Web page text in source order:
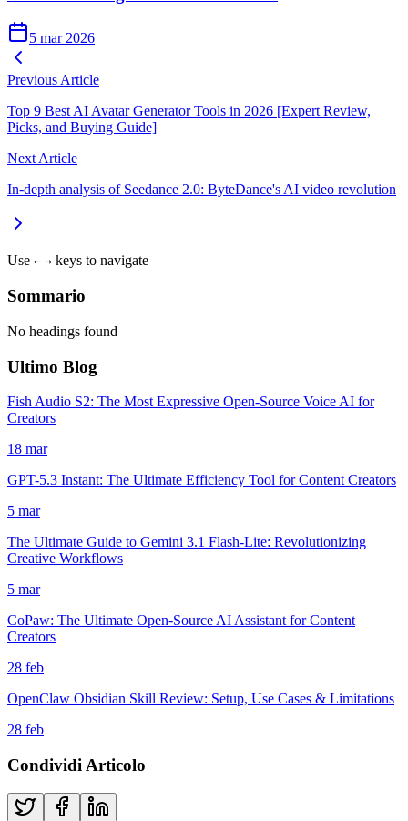
5 mar 2026
Previous Article
Top 9 Best AI Avatar Generator Tools in 2026 [Expert Review,
Picks, and Buying Guide]
Next Article
In-depth analysis of Seedance 2.0: ByteDance's AI video revolution
Use ← → keys to navigate
Sommario
No headings found
Ultimo Blog
Fish Audio S2: The Most Expressive Open-Source Voice AI for
Creators
18 mar
GPT-5.3 Instant: The Ultimate Efficiency Tool for Content Creators
5 mar
The Ultimate Guide to Gemini 3.1 Flash-Lite: Revolutionizing
Creative Workflows
5 mar
CoPaw: The Ultimate Open-Source AI Assistant for Content
Creators
28 feb
OpenClaw Obsidian Skill Review: Setup, Use Cases & Limitations
28 feb
Condividi Articolo